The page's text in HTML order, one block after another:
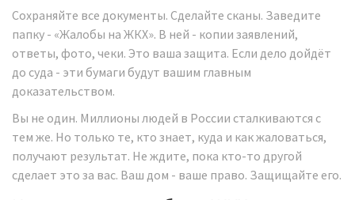
Сохраняйте все документы. Сделайте сканы. Заведите
папку - «Жалобы на ЖКХ». В ней - копии заявлений,
ответы, фото, чеки. Это ваша защита. Если дело дойдёт
до суда - эти бумаги будут вашим главным
доказательством.
Вы не один. Миллионы людей в России сталкиваются с
тем же. Но только те, кто знает, куда и как жаловаться,
получают результат. Не ждите, пока кто-то другой
сделает это за вас. Ваш дом - ваше право. Защищайте его.